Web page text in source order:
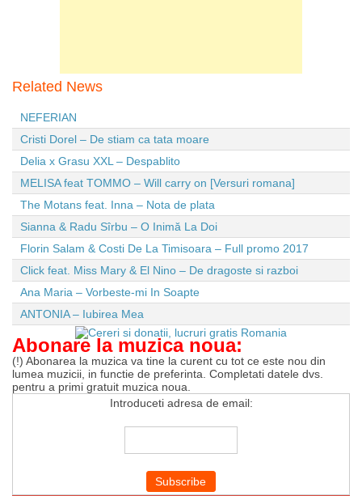
Related News
NEFERIAN
Cristi Dorel – De stiam ca tata moare
Delia x Grasu XXL – Despablito
MELISA feat TOMMO – Will carry on [Versuri romana]
The Motans feat. Inna – Nota de plata
Sianna & Radu Sîrbu – O Inimă La Doi
Florin Salam & Costi De La Timisoara – Full promo 2017
Click feat. Miss Mary & El Nino – De dragoste si razboi
Ana Maria – Vorbeste-mi In Soapte
ANTONIA – Iubirea Mea
Abonare la muzica noua:
(!) Abonarea la muzica va tine la curent cu tot ce este nou din
lumea muzicii, in functie de preferinta. Completati datele dvs.
pentru a primi gratuit muzica noua.
Introduceti adresa de email: